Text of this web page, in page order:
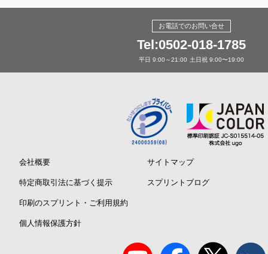
お電話でのお問い合せ
Tel:0502-018-1785
平日 9:00～21:00 土日祝 9:00〜19:00
会社概要
特定商取引法に基づく提示
印刷のスプリント・ご利用規約
個人情報保護方針
サイトマップ
スプリントブログ